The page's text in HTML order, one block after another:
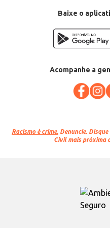
Baixe o
Acompanhe a
Racismo é crime. Denuncie.
Civil mais próxima